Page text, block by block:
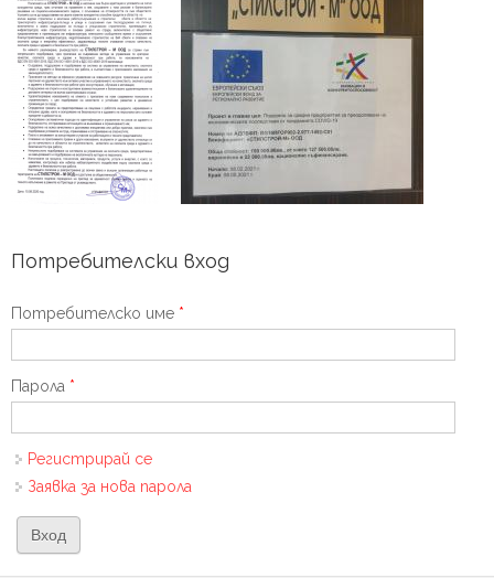
Потребителски вход
Потребителско име *
Парола *
Регистрирай се
Заявка за нова парола